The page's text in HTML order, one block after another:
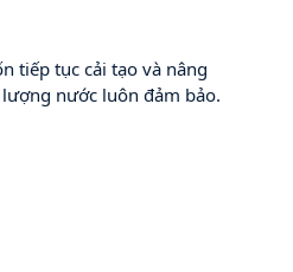
tiếp tục cải tạo và nâng
nước luôn đảm bảo.